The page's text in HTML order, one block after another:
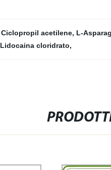
Ciclopropil acetilene, L-
Lidocaina cloridrato,